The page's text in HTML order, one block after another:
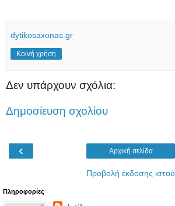
dytikosaxonas.gr
Κοινή χρήση
Δεν υπάρχουν σχόλια:
Δημοσίευση σχολίου
‹ Αρχική σελίδα
Προβολή έκδοσης ιστού
Πληροφορίες